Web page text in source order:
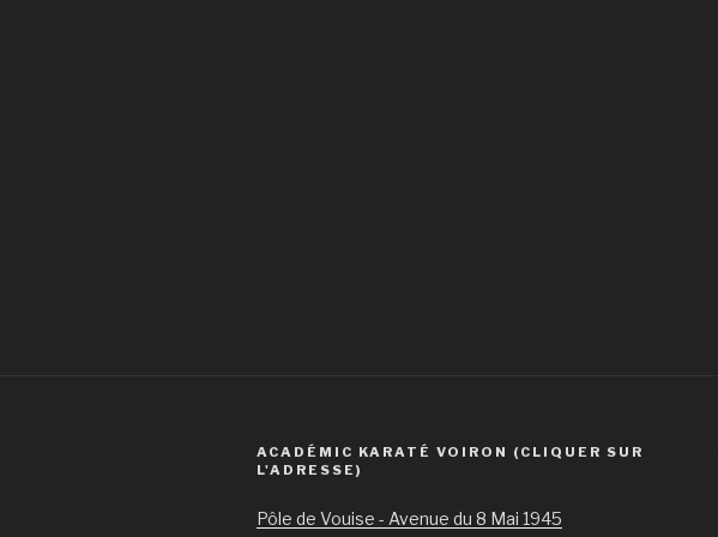
ACADÉMIC KARATÉ VOIRON (CLIQUER SUR
L'ADRESSE)
Pôle de Vouise - Avenue du 8 Mai 1945